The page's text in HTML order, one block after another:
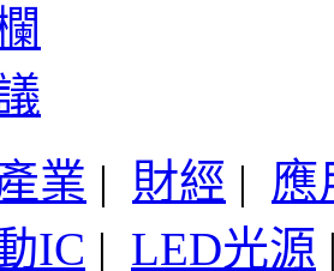
業 | 財經 | 應
IC | LED光源